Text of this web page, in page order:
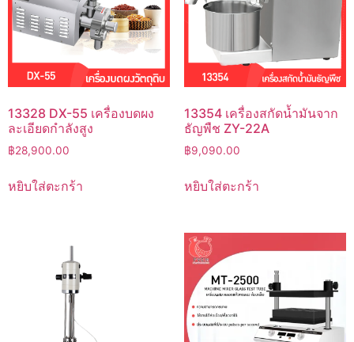
13328 DX-55 เครื่องบดผง
ละเอียดกำลังสูง
฿28,900.00
หยิบใส่ตะกร้า
13354 เครื่องสกัดน้ำมันจาก
ธัญพืช ZY-22A
฿9,090.00
หยิบใส่ตะกร้า